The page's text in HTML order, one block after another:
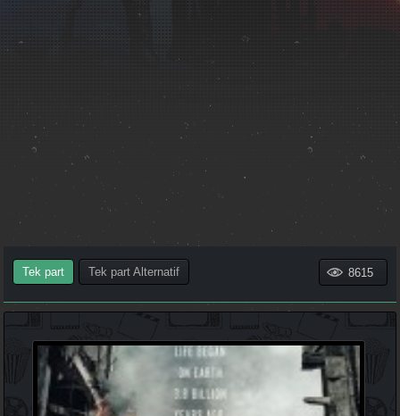
Tek part Tek part Alternatif 8615